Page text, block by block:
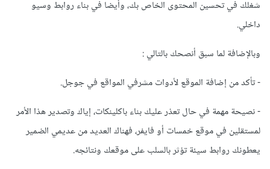
شغلك في تحسين المحتوى الخاص بك، وأيضا في بناء روابط وسيو
داخلي.
وبالإضافة لما سبق أنصحك بالتالي :
- تأكد من إضافة الموقع لأدوات مشرفي المواقع في جوجل.
- نصيحة مهمة في حال تعذر عليك بناء باكلينكات، إياك وتصدير هذا الأمر
لمستقلين في موقع خمسات أو فايفر، فهناك العديد من عديمي الضمير
يعطونك روابط سيئة تؤثر بالسلب على موقعك ونتائجه.